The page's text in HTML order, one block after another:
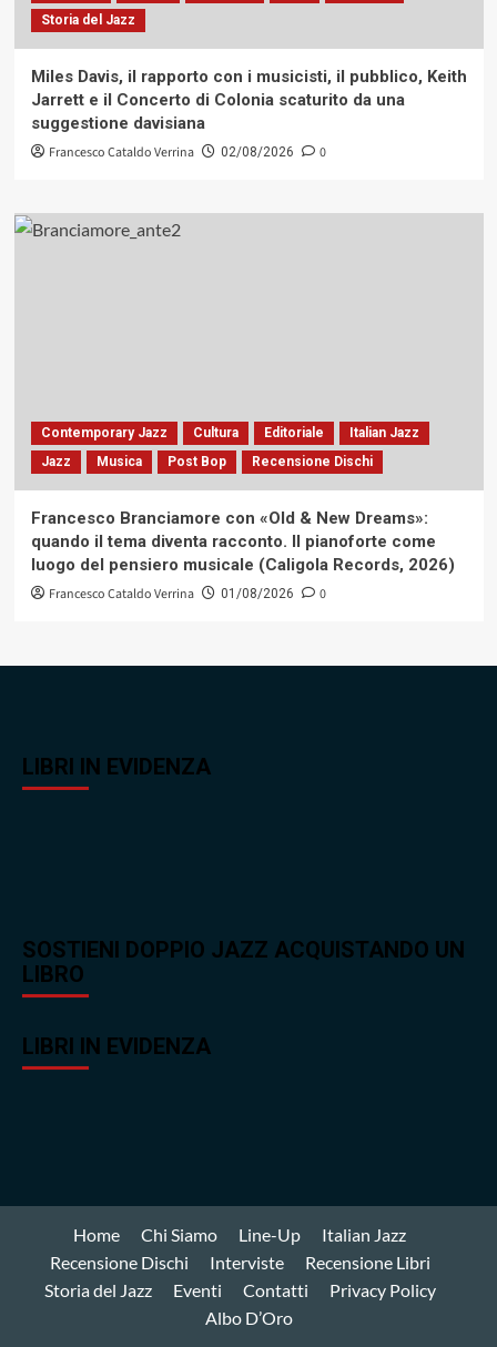
Storia del Jazz
Miles Davis, il rapporto con i musicisti, il pubblico, Keith
Jarrett e il Concerto di Colonia scaturito da una
suggestione davisiana
Francesco Cataldo Verrina 02/08/2026 0
Contemporary Jazz Cultura Editoriale
Italian Jazz
Jazz
Musica Post Bop Recensione Dischi
Francesco Branciamore con «Old & New Dreams»:
quando il tema diventa racconto. Il pianoforte come
luogo del pensiero musicale (Caligola Records, 2026)
Francesco Cataldo Verrina 01/08/2026 0
LIBRI IN EVIDENZA
SOSTIENI DOPPIO JAZZ ACQUISTANDO UN
LIBRO
LIBRI IN EVIDENZA
Home Chi Siamo Line-Up
Italian Jazz
Recensione Dischi
Interviste
Recensione Libri
Storia del Jazz
Eventi Contatti
Privacy Policy
Albo D’Oro